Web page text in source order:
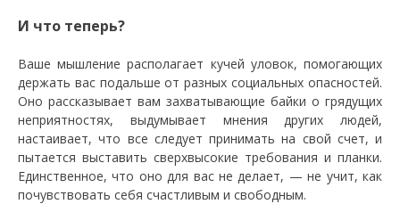
И что теперь?
Ваше мышление располагает кучей уловок, помогающих
держать вас подальше от разных социальных опасностей.
Оно рассказывает вам захватывающие байки о грядущих
неприятностях, выдумывает мнения других людей,
настаивает, что все следует принимать на свой счет, и
пытается выставить сверхвысокие требования и планки.
Единственное, что оно для вас не делает, — не учит, как
почувствовать себя счастливым и свободным.